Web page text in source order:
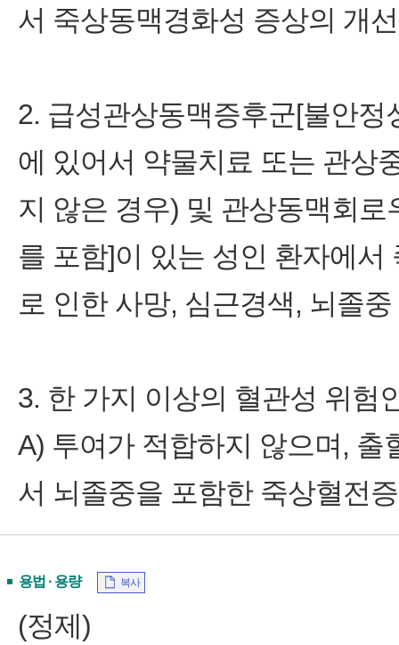
서 죽상동맥경화성 증상의 개선
2. 급성관상동맥증후군[불안
에 있어서 약물치료 또는 관상
지 않은 경우) 및 관상동맥회
를 포함]이 있는 성인 환자에
로 인한 사망, 심근경색, 뇌졸
3. 한 가지 이상의 혈관성 위험
A) 투여가 적합하지 않으며,
서 뇌졸중을 포함한 죽상혈전
용법 · 용량 복사
(정제)